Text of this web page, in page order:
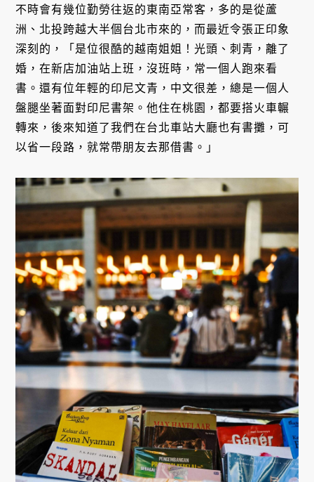
不時會有幾位勤勞往返的東南亞常客，多的是從蘆
洲、北投跨越大半個台北市來的，而最近令張正印象
深刻的，「是位很酷的越南姐姐！光頭、刺青，離了
婚，在新店加油站上班，沒班時，常一個人跑來看
書。還有位年輕的印尼文青，中文很差，總是一個人
盤腿坐著面對印尼書架。他住在桃園，都要搭火車輾
轉來，後來知道了我們在台北車站大廳也有書攤，可
以省一段路，就常帶朋友去那借書。」